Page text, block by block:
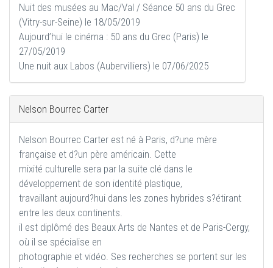
Nuit des musées au Mac/Val / Séance 50 ans du Grec
(Vitry-sur-Seine) le 18/05/2019
Aujourd’hui le cinéma : 50 ans du Grec (Paris) le
27/05/2019
Une nuit aux Labos (Aubervilliers) le 07/06/2025
Nelson Bourrec Carter
Nelson Bourrec Carter est né à Paris, d?une mère
française et d?un père américain. Cette
mixité culturelle sera par la suite clé dans le
développement de son identité plastique,
travaillant aujourd?hui dans les zones hybrides s?étirant
entre les deux continents.
il est diplômé des Beaux Arts de Nantes et de Paris-Cergy,
où il se spécialise en
photographie et vidéo. Ses recherches se portent sur les